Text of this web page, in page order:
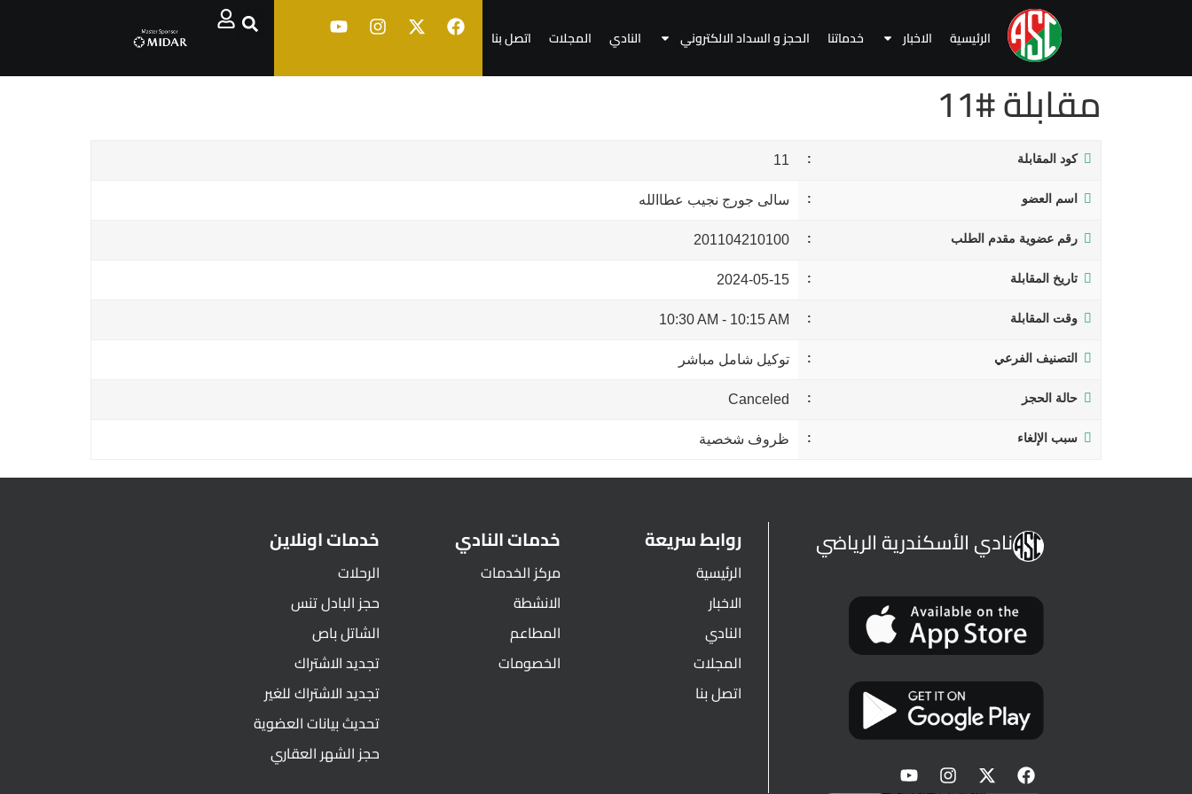
الرئيسية الاخبار خدماتنا الحجز و السداد الالكتروني النادي المجلات اتصل بنا
مقابلة #11
كود المقابلة 11
اسم العضو سالى جورج نجيب عطاالله
رقم عضوية مقدم الطلب 201104210100
تاريخ المقابلة 2024-05-15
وقت المقابلة 10:15 AM
-
10:30 AM
التصنيف الفرعي توكيل شامل مباشر
حالة الحجز Canceled
سبب الإلغاء ظروف شخصية
نادي الأسكندرية الرياضي روابط سريعة
الرئيسية
الاخبار
النادي
المجلات
اتصل بنا
خدمات النادي
مركز الخدمات
الانشطة
المطاعم
الخصومات
خدمات اونلاين
الرحلات
حجز البادل تنس
الشاتل باص
تجديد الاشتراك
تجديد الاشتراك للغير
تحديث بيانات العضوية
حجز الشهر العقاري